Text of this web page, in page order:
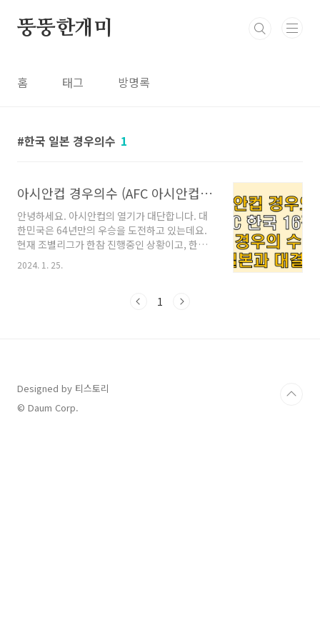
뚱뚱한개미
홈 태그 방명록
한국 일본 경우의수 1
아시안컵 경우의수 (AFC 아시안컵 한국 16강 경우의 수는?)
안녕하세요. 아시안컵의 열기가 대단합니다. 대
한민국은 64년만의 우승을 도전하고 있는데요.
현재 조별리그가 한참 진행중인 상황이고, 한국
은 현재 'E'조에 속해있습니다. 2경기를 치뤘고
첫 경기 바레인전에서 3:1로 1승을 했고, 여기서
카드 트러블의 우려가 있는 상황입니다. 이와 관
기 결과는 아래와 같이 3:1 대한민국의 승!! (대~
한민국 짝짝 짝 짝짝) 우리들의 꿈돌이 이강인 선
수가 후반전afatant.com 두..
2024. 1. 25.
1
Designed by 티스토리
© Daum Corp.